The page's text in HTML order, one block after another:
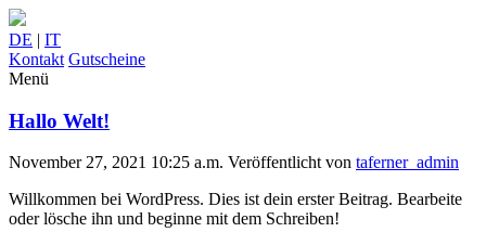
DE | IT
Kontakt Gutscheine
Menü
Hallo Welt!
November 27, 2021 10:25 a.m. Veröffentlicht von taferner_admin
Willkommen bei WordPress. Dies ist dein erster Beitrag. Bearbeite
oder lösche ihn und beginne mit dem Schreiben!